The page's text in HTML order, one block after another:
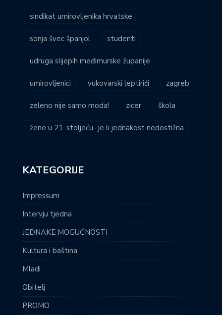
sindikat umirovljenika hrvatske
sonja švec španjol studenti
udruga slijepih međimurske županije
umirovljenici vukovarski leptirići zagreb
zeleno nije samo moda! zicer škola
žene u 21. stoljeću- je li jednakost nedostižna
KATEGORIJE
Impressum
Intervju tjedna
JEDNAKE MOGUĆNOSTI
Kultura i baština
Mladi
Obitelj
PROMO